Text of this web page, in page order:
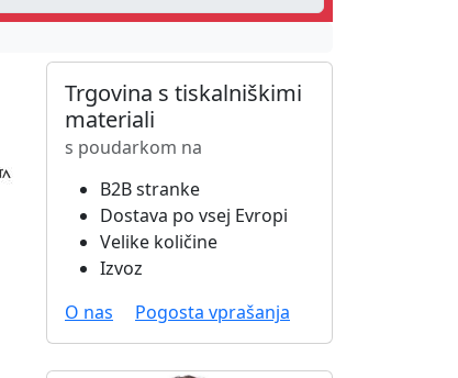
Trgovina s tiskalniškimi
materiali
s poudarkom na
B2B stranke
Dostava po vsej Evropi
Velike količine
Izvoz
O nas
Pogosta vprašanja